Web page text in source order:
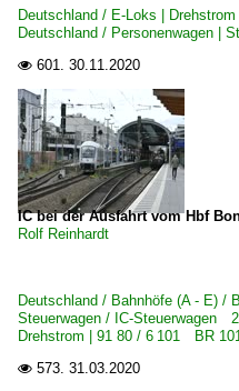
Berlin
Berlin (Sonstige)
Berlin Alexanderplatz
Berlin Friedrichstraße
Berlin
Berlin Potsdamer
Berlin Südkreuz
Binz (auf Rügen)
Bitterfeld
Bonn
Deutschland / E-Loks |
Deutschland / Personenwagen |
 601. 30.11.2020
IC bei der Ausfahrt vom Hbf
Rolf Reinhardt
Deutschland / Bahnhöfe (A - E) /
Steuerwagen / IC-Steuerwagen
Drehstrom | 91 80 / 6 101 BR
 573. 31.03.2020